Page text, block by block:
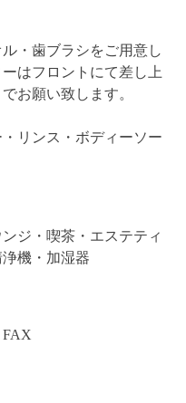
・歯ブラシをご用意し
はフロントにて差し上
お願い致します。
リンス・ボディーソー
ジ・喫茶・エステティ
機・加湿器